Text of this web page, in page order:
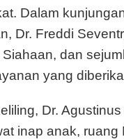
Dalam
Dr. Freddi
dan
yang
Dr.
inap anak,